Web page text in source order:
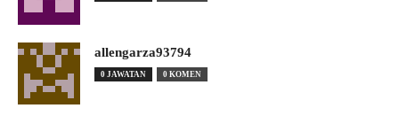
allengarza93794
0 JAWATAN 0 KOMEN